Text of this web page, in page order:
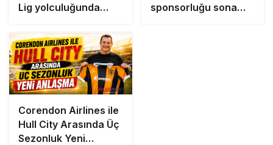
Lig yolculuğunda
sponsorluğu sona
Corendon Airlines ile
Hull City Arasında Üç
Sezonluk Yeni